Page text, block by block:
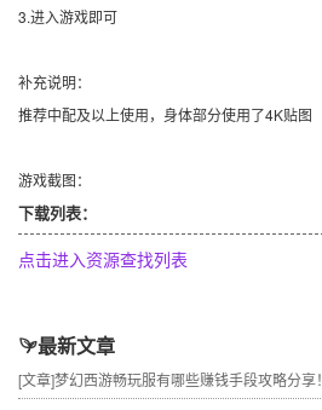
3.进入游戏即可
补充说明：
推荐中配及以上使用，身体部分使用了4K贴图
游戏截图：
下载列表：
点击进入资源查找列表
最新文章
[文章]梦幻西游畅玩服有哪些赚钱手段攻略分享！